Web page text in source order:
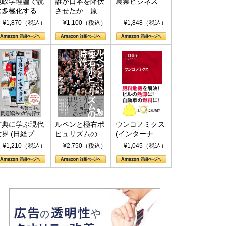
多極化する世
トランプと
¥1,870（税込）
させたか 原爆
投下、ソ連参
(PHP新書)
¥1,100（税込） ¥1,848（税込）
典に学ぶ現代
界 (日経プレ
アシリーズ)
¥1,210（税込）
ルペンと極右ポ
ピュリズムの時
代：〈ヤヌス〉
¥2,750（税込）
ウンコノミクス
(インターナシ
ョナル新書)
¥1,045（税込）